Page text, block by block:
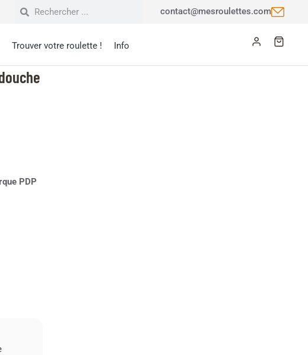
contact@mesroulettes.com
Trouver votre roulette ! Info
PDP